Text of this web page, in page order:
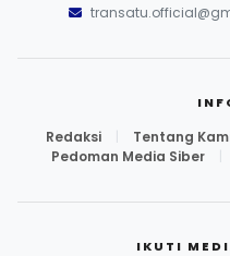
Redaksi Tentang
Pedoman Media Siber
IKUTI